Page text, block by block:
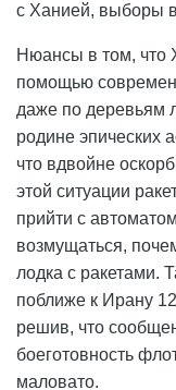
с Ханией, выборы
Нюансы в том, что
помощью
даже по деревьям
родине эпических
что вдвойне
этой ситуации
прийти с
возмущаться,
лодка с ракетами.
поближе к Ирану
решив, что
боеготовность
маловато.